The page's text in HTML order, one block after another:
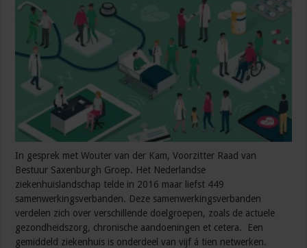
In gesprek met Wouter van der Kam, Voorzitter Raad van
Bestuur Saxenburgh Groep. Het Nederlandse
ziekenhuislandschap telde in 2016 maar liefst 449
samenwerkingsverbanden. Deze samenwerkingsverbanden
verdelen zich over verschillende doelgroepen, zoals de actuele
gezondheidszorg, chronische aandoeningen et cetera. Een
gemiddeld ziekenhuis is onderdeel van vijf á tien netwerken.